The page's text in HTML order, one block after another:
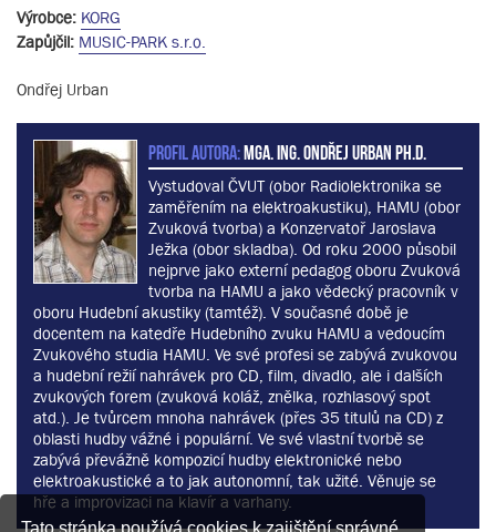
Výrobce: KORG
Zapůjčil: MUSIC-PARK s.r.o.
Ondřej Urban
PROFIL AUTORA:MgA. Ing. Ondřej Urban Ph.D.
Vystudoval ČVUT (obor Radiolektronika se
zaměřením na elektroakustiku), HAMU (obor
Zvuková tvorba) a Konzervatoř Jaroslava
Ježka (obor skladba). Od roku 2000 působil
nejprve jako externí pedagog oboru Zvuková
tvorba na HAMU a jako vědecký pracovník v
oboru Hudební akustiky (tamtéž). V současné době je
docentem na katedře Hudebního zvuku HAMU a vedoucím
Zvukového studia HAMU. Ve své profesi se zabývá zvukovou
a hudební režií nahrávek pro CD, film, divadlo, ale i dalších
zvukových forem (zvuková koláž, znělka, rozhlasový spot
atd.). Je tvůrcem mnoha nahrávek (přes 35 titulů na CD) z
oblasti hudby vážné i populární. Ve své vlastní tvorbě se
zabývá převážně kompozicí hudby elektronické nebo
elektroakustické a to jak autonomní, tak užité. Věnuje se
hře a improvizaci na klavír a varhany.